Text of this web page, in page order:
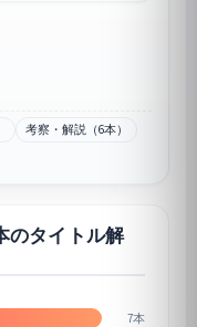
考察・解説（6本）
のタイトル解
7本